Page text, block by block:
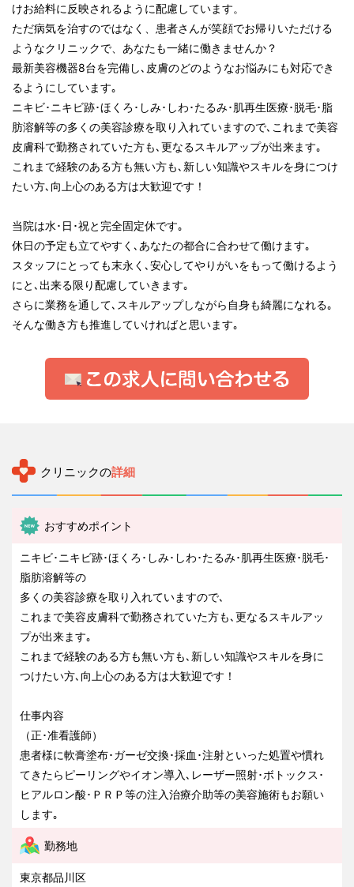
けお給料に反映されるように配慮しています。
ただ病気を治すのではなく、患者さんが笑顔でお帰りいただける
ようなクリニックで、あなたも一緒に働きませんか？
最新美容機器8台を完備し､皮膚のどのようなお悩みにも対応でき
るようにしています｡
ニキビ･ニキビ跡･ほくろ･しみ･しわ･たるみ･肌再生医療･脱毛･脂
肪溶解等の多くの美容診療を取り入れていますので､これまで美容
皮膚科で勤務されていた方も､更なるスキルアップが出来ます｡
これまで経験のある方も無い方も､新しい知識やスキルを身につけ
たい方､向上心のある方は大歓迎です！
当院は水･日･祝と完全固定休です｡
休日の予定も立てやすく､あなたの都合に合わせて働けます｡
スタッフにとっても末永く､安心してやりがいをもって働けるよう
にと､出来る限り配慮していきます｡
さらに業務を通して､スキルアップしながら自身も綺麗になれる｡
そんな働き方も推進していければと思います｡
クリニックの詳細
おすすめポイント
ニキビ･ニキビ跡･ほくろ･しみ･しわ･たるみ･肌再生医療･脱毛･
脂肪溶解等の
多くの美容診療を取り入れていますので､
これまで美容皮膚科で勤務されていた方も､更なるスキルアッ
プが出来ます｡
これまで経験のある方も無い方も､新しい知識やスキルを身に
つけたい方､向上心のある方は大歓迎です！
仕事内容
（正･准看護師）
患者様に軟膏塗布･ガーゼ交換･採血･注射といった処置や慣れ
てきたらピーリングやイオン導入､レーザー照射･ボトックス･
ヒアルロン酸･ＰＲＰ等の注入治療介助等の美容施術もお願い
します｡
勤務地
東京都品川区